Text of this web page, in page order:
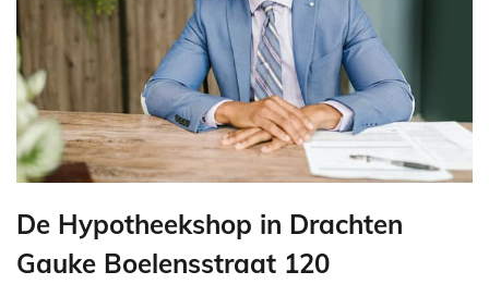
De Hypotheekshop in Drachten
Gauke Boelensstraat 120